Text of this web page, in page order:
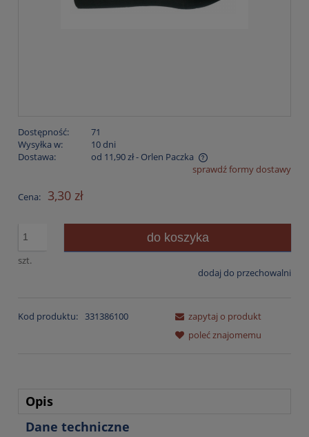
Dostępność:
71
Wysyłka w:
10 dni
Dostawa:
od 11,90 zł- Orlen Paczka
Cena nie zawiera ewentualnych kosztów płatnościsprawdź formy dostawy
Cena: 3,30 zł
szt.
do koszyka
dodaj do przechowalni
Kod produktu: 331386100
zapytaj o produkt
poleć znajomemu
Opis
Dane techniczne